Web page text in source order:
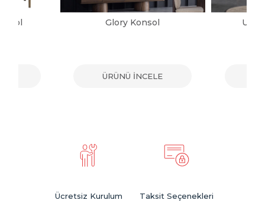
Glory Konsol
ÜRÜNÜ İNCELE
Ücretsiz Kurulum Taksit Seçenekleri